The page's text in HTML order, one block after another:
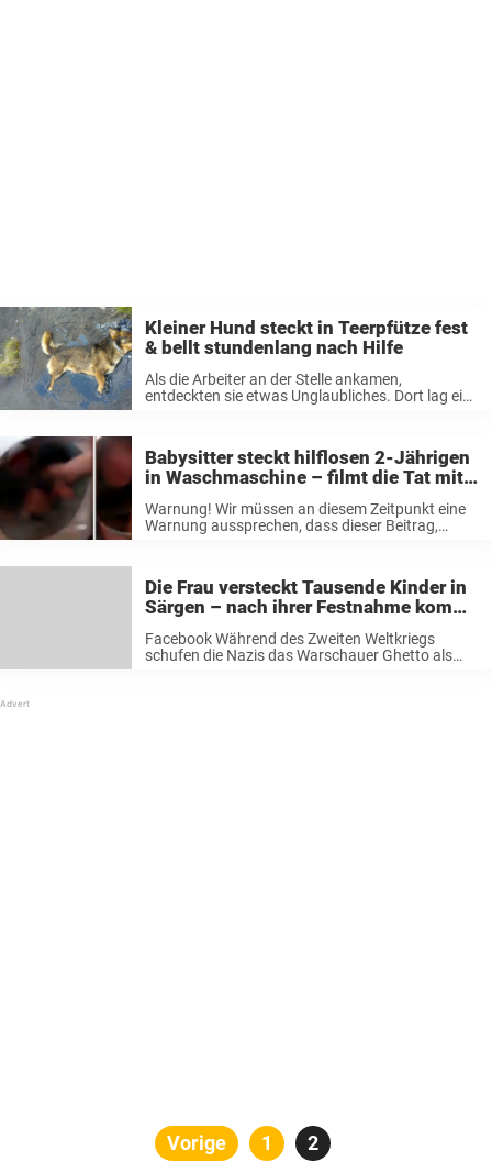
Kleiner Hund steckt in Teerpfütze fest
& bellt stundenlang nach Hilfe
Als die Arbeiter an der Stelle ankamen,
entdeckten sie etwas Unglaubliches. Dort lag ein
Babysitter steckt hilflosen 2-Jährigen
in Waschmaschine – filmt die Tat mit
Warnung! Wir müssen an diesem Zeitpunkt eine
Warnung aussprechen, dass dieser Beitrag,
einer ...
Die Frau versteckt Tausende Kinder in
Särgen – nach ihrer Festnahme kommt
Facebook Während des Zweiten Weltkriegs
schufen die Nazis das Warschauer Ghetto als
Seitennummerierung
Vorige Seite
1 Seite
2